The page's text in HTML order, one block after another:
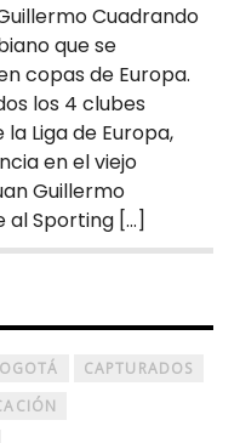
Cuadrando
que se
copas de Europa.
los 4 clubes
Liga de Europa,
en el viejo
Guillermo
al Sporting […]
CAPTURADOS